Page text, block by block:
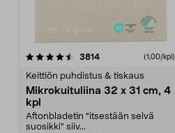
3814arvostelut (1,00/kpl)
Keittiön puhdistus & tiskaus
Mikrokuituliina 32 x 31 cm, 4
kpl
Aftonbladetin "itsestään selvä
suosikki" siiv...
4.5viidestä